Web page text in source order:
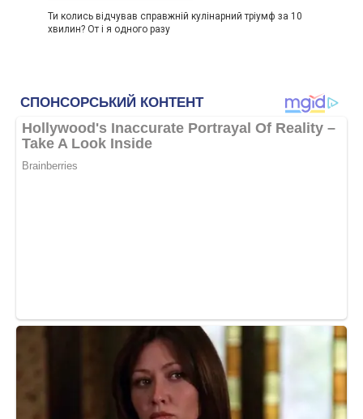
Ти колись відчував справжній кулінарний тріумф за 10
хвилин? От і я одного разу